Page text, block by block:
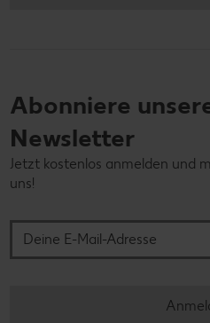
Abonniere
Newsletter
Jetzt kostenlos anmelden und
uns!